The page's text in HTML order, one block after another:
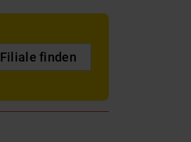
Filiale finden